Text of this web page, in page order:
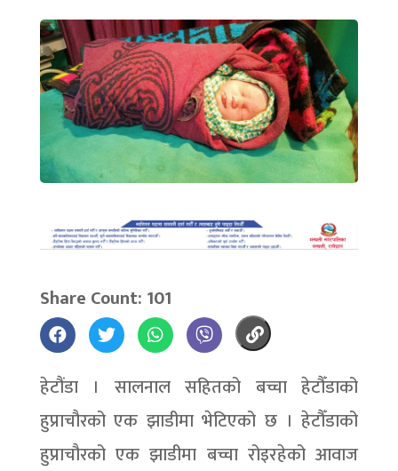
Share Count: 101
हेटौंडा । सालनाल सहितको बच्चा हेटौँडाको
हुप्राचौरको एक झाडीमा भेटिएको छ । हेटौँडाको
हुप्राचौरको एक झाडीमा बच्चा रोइरहेको आवाज